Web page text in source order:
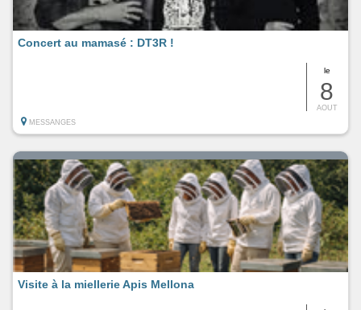
le
8
AOUT
Concert au mamasé : DT3R !
MESSANGES
Visite à la miellerie Apis Mellona